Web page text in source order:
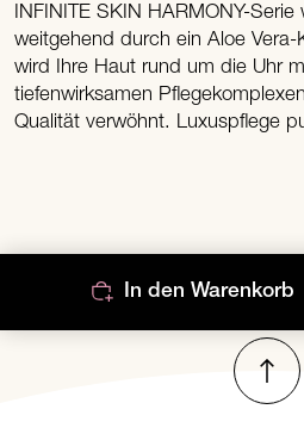
INFINITE SKIN HARMONY-
weitgehend durch ein Aloe
wird Ihre Haut rund um die Uhr
tiefenwirksamen
Qualität verwöhnt. Luxuspflege
In den Warenkorb
Nach